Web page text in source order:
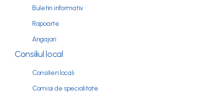
Buletin informativ
Rapoarte
Angajari
Consiliul local
Consilieri locali
Comisii de specialitate